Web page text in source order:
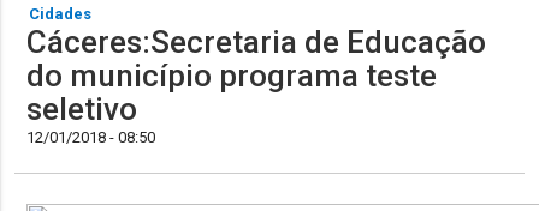
Cidades
Cáceres:Secretaria de Educação
do município programa teste
seletivo
12/01/2018 - 08:50